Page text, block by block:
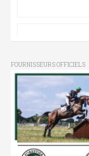
FOURNISSEURS OFFICIELS